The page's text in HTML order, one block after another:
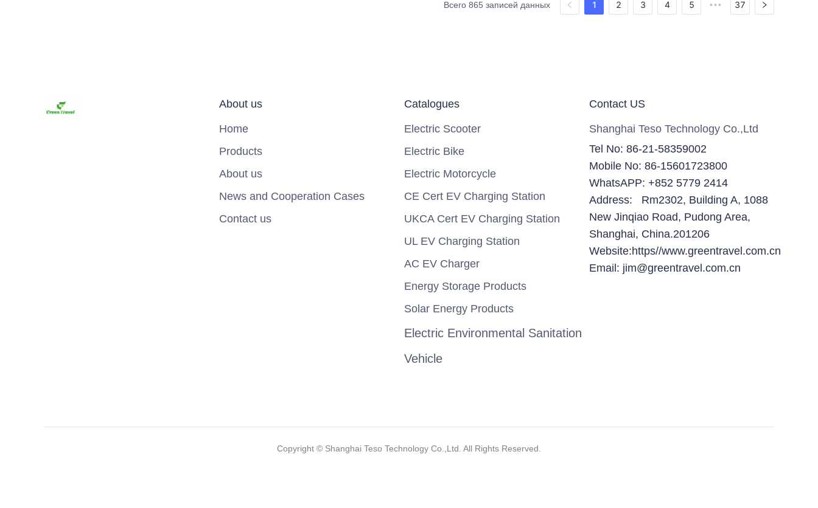
Всего 865 записей данных 1 2 3 4 5 ••• 37
About us
Home
Products
About us
News and Cooperation Cases
Contact us
Catalogues
Electric Scooter
Electric Bike
Electric Motorcycle
CE Cert EV Charging Station
UKCA Cert EV Charging Station
UL EV Charging Station
AC EV Charger
Energy Storage Products
Solar Energy Products
Electric Environmental Sanitation
Vehicle
Contact US
Shanghai Teso Technology Co.,Ltd
Tel No: 86-21-58359002
Mobile No: 86-15601723800
WhatsAPP: +852 5779 2414
Address: Rm2302, Building A, 1088
New Jinqiao Road, Pudong Area,
Shanghai, China.201206
Website:https//www.greentravel.com.cn
Email: jim@greentravel.com.cn
Copyright ©️ Shanghai Teso Technology Co.,Ltd. All Rights Reserved.